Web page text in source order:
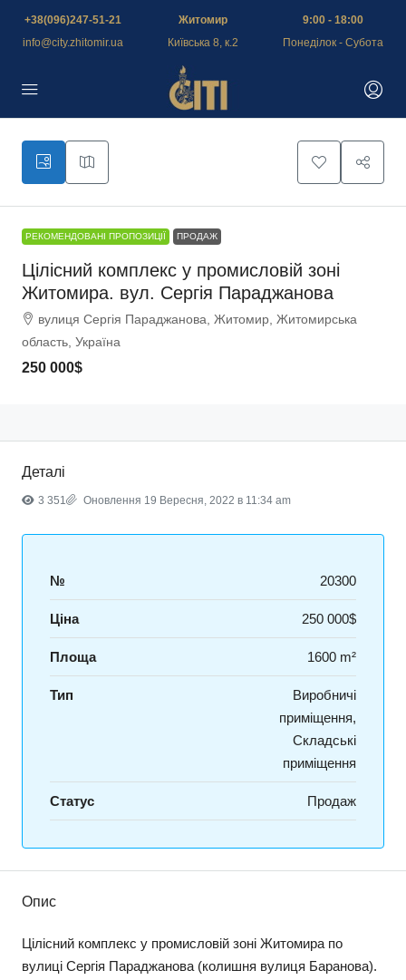
+38(096)247-51-21
info@city.zhitomir.ua
Житомир
Київська 8, к.2
9:00 - 18:00
Понеділок - Субота
РЕКОМЕНДОВАНІ ПРОПОЗИЦІЇ ПРОДАЖ
Цілісний комплекс у промисловій зоні
Житомира. вул. Сергія Параджанова
вулиця Сергія Параджанова, Житомир, Житомирська
область, Україна
250 000$
Деталі
3 351 Оновлення 19 Вересня, 2022 в 11:34 am
№ 20300
Ціна 250 000$
Площа 1600 m²
Тип
Виробничі
приміщення,
Складські
приміщення
Статус Продаж
Опис
Цілісний комплекс у промисловій зоні Житомира по
вулиці Сергія Параджанова (колишня вулиця Баранова).